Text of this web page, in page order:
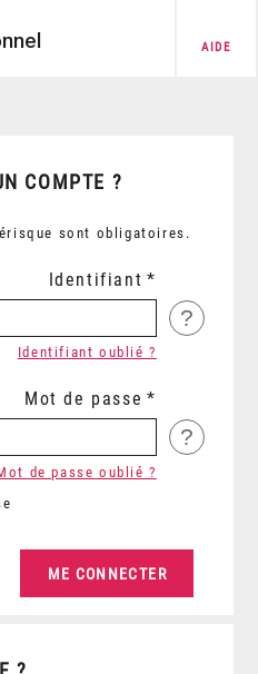
AIDE
COMPTE ?
sont obligatoires.
Identifiant
?
Identifiant oublié ?
Mot de passe
?
de passe oublié ?